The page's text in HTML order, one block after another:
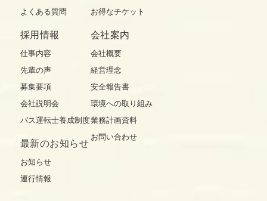
よくある質問
お得なチケット
採用情報
仕事内容
先輩の声
募集要項
会社説明会
バス運転士養成制度
最新のお知らせ
お知らせ
運行情報
会社案内
会社概要
経営理念
安全報告書
環境への取り組み
業務計画資料
お問い合わせ